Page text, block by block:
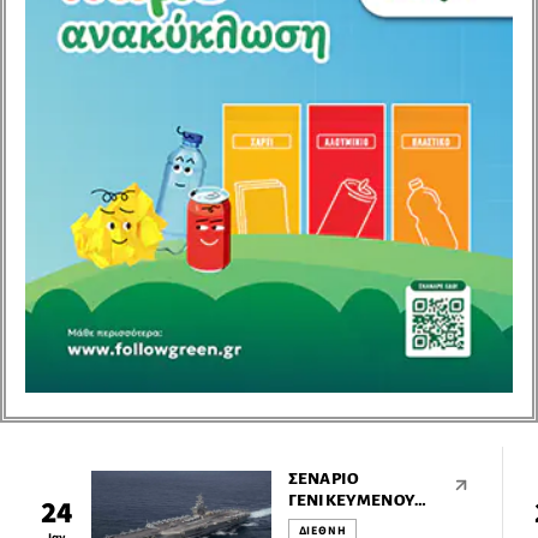
24
ΣΕΝΆΡΙΟ
ΓΕΝΙΚΕΥΜΈΝΟΥ
ΠΟΛΈΜΟΥ ΑΠΌ ΤΟ
ΔΙΕΘΝΗ